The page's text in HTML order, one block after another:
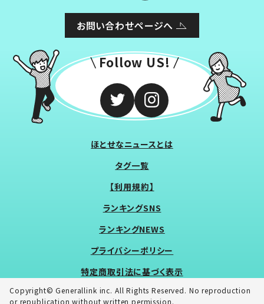
お問い合わせページへ
Follow US!
ほとせなニュースとは
タグ一覧
【利用規約】
ランキングSNS
ランキングNEWS
プライバシーポリシー
特定商取引法に基づく表示
Copyright© Generallink inc. All Rights Reserved. No reproduction
or republication without written permission.